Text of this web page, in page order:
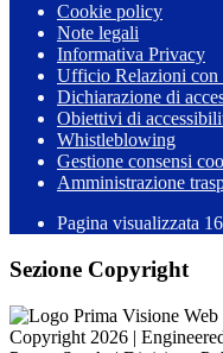
Cookie policy
Note legali
Informativa Privacy
Ufficio Relazioni con
Dichiarazione di
Obiettivi di
Whistleblowing
Gestione consensi
Amministrazione
Pagina visualizzata
Sezione Copyright
Copyright 2026 |